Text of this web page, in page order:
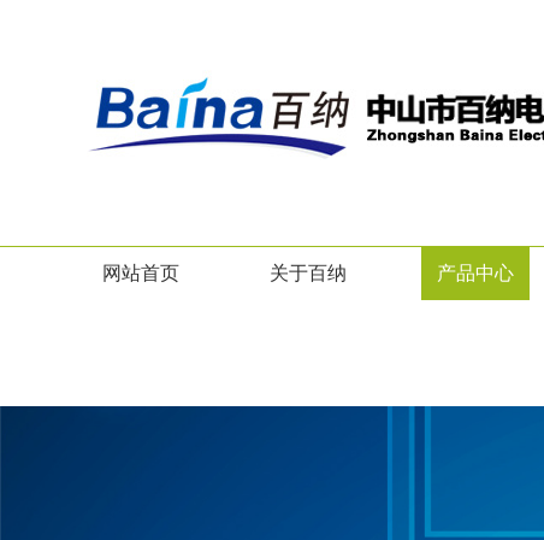
网站首页 关于百纳 产品中心